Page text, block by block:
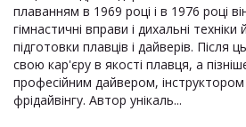
плаванням в 1969 році і в 1976 році
гімнастичні вправи і дихальні
підготовки плавців і дайверів. Після
свою кар'єру в якості плавця, а
професійним дайвером, інструктором
фрідайвінгу. Автор унікаль...